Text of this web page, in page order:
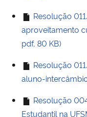
Resolução
aproveitamento
pdf, 80 KB)
Resolução
aluno-
Resolução
Estudantil na